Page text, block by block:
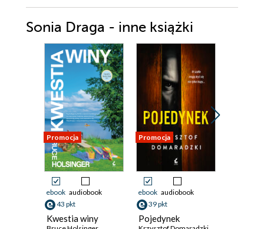
Sonia Draga - inne książki
Promocja
ebook audiobook
43 pkt
Kwestia winy
Promocja
ebook audiobook
39 pkt
Pojedynek